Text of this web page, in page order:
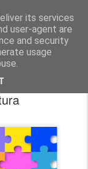
its services
user-agent are
and security
usage
la ciencia del cuidado
Cuerpo,